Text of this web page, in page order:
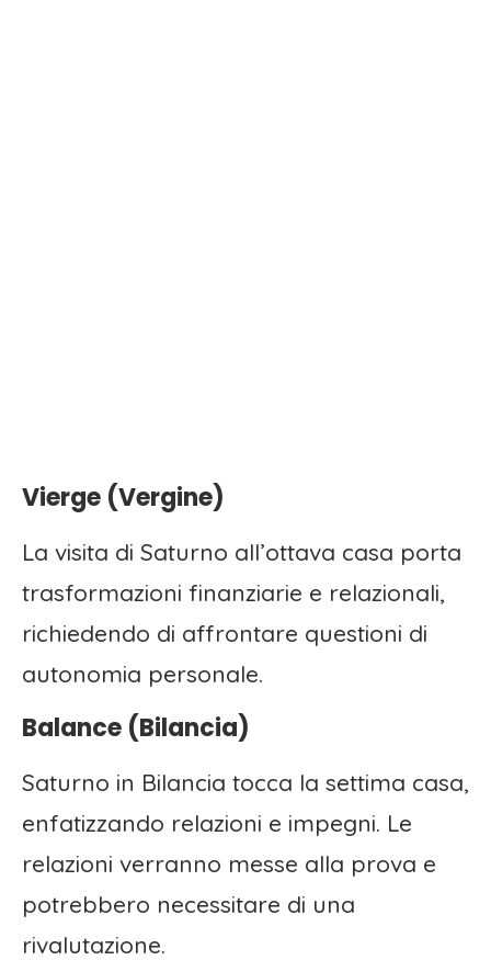
Vierge (Vergine)
La visita di Saturno all’ottava casa porta
trasformazioni finanziarie e relazionali,
richiedendo di affrontare questioni di
autonomia personale.
Balance (Bilancia)
Saturno in Bilancia tocca la settima casa,
enfatizzando relazioni e impegni. Le
relazioni verranno messe alla prova e
potrebbero necessitare di una
rivalutazione.